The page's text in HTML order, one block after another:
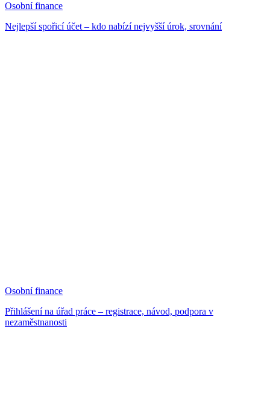
Osobní finance
Nejlepší spořicí účet – kdo nabízí nejvyšší úrok, srovnání
Osobní finance
Přihlášení na úřad práce – registrace, návod, podpora v
nezaměstnanosti